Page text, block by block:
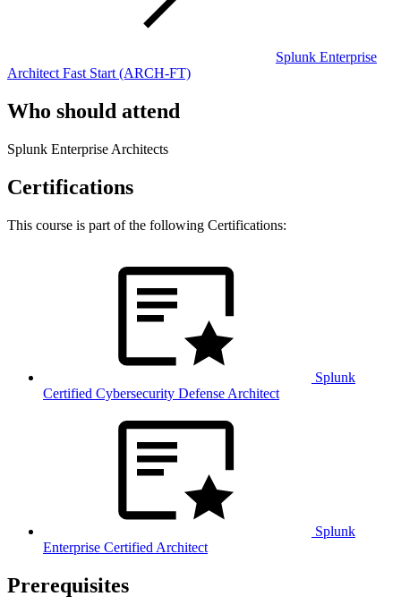
Splunk Enterprise
Architect Fast Start (ARCH-FT)
Who should attend
Splunk Enterprise Architects
Certifications
This course is part of the following Certifications:
Splunk
Certified Cybersecurity Defense Architect
Splunk
Enterprise Certified Architect
Prerequisites